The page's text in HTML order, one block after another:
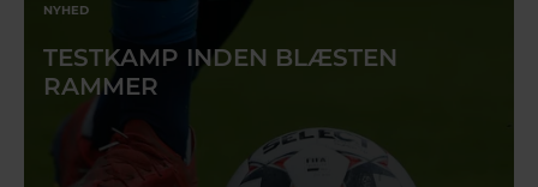
NYHED
TESTKAMP INDEN BLÆSTEN
RAMMER